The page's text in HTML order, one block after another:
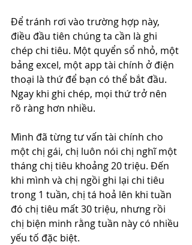
Để tránh rơi vào trường hợp này,
điều đầu tiên chúng ta cần là ghi
chép chi tiêu. Một quyển sổ nhỏ, một
bảng excel, một app tài chính ở điện
thoại là thứ để bạn có thể bắt đầu.
Ngay khi ghi chép, mọi thứ trở nên
rõ ràng hơn nhiều.
Mình đã từng tư vấn tài chính cho
một chị gái, chị luôn nói chị nghĩ một
tháng chị tiêu khoảng 20 triệu. Đến
khi mình và chị ngồi ghi lại chi tiêu
trong 1 tuần, chị tá hoả lên khi tuần
đó chị tiêu mất 30 triệu, nhưng rồi
chị biện minh rằng tuần này có nhiều
yếu tố đặc biệt.